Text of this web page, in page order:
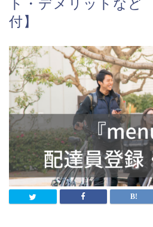
ト・デメリットなど
付】